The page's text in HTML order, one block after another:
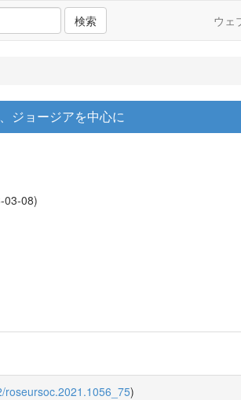
検索 ウェ
ジョージアを中心に
03-08)
roseursoc.2021.1056_75)